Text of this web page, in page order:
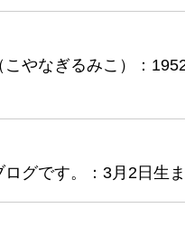
こやなぎるみこ）：
ログです。：3月2日